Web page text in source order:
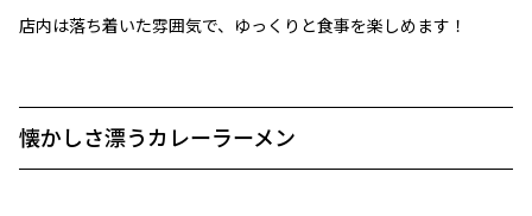
店内は落ち着いた雰囲気で、ゆっくりと食事を楽しめます！
懐かしさ漂うカレーラーメン